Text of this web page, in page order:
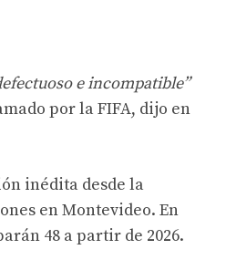
e incompatible”
por la FIFA, dijo en
inédita desde la
en Montevideo. En
48 a partir de 2026.